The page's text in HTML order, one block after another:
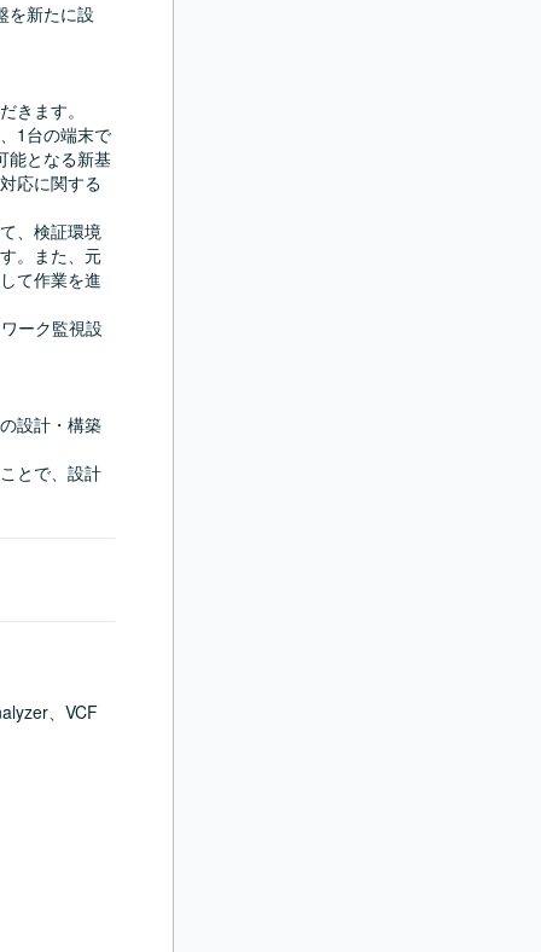
を新たに設
きます。
1台の端末で
能となる新基
応に関する
、検証環境
。また、元
て作業を進
ーク監視設
設計・構築
とで、設計
、VCF